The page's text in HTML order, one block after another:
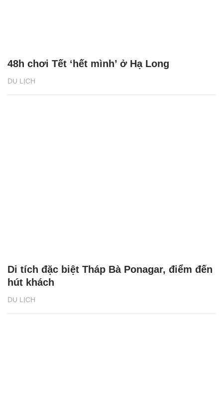
DU LỊCH
48h chơi Tết ‘hết mình’ ở Hạ Long
DU LỊCH
Di tích đặc biệt Tháp Bà Ponagar, điểm đến
hút khách